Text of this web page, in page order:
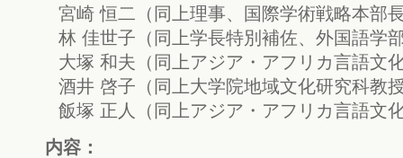
宮崎 恒二（同上理事、国際学術戦略本部
林 佳世子（同上学長特別補佐、外国語学
大塚 和夫（同上アジア・アフリカ言語文
酒井 啓子（同上大学院地域文化研究科教
飯塚 正人（同上アジア・アフリカ言語文
内容：